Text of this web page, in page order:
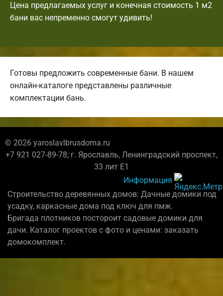
Цена предлагаемых услуг и конечная стоимость 1 м2
бани вас непременно смогут удивить!
Готовы предложить современные бани. В нашем
онлайн-каталоге представлены различные
комплектации бань.
© 2026 yaroslavlbrusdoma.ru
+7 921 027-89-78; г. Ярославль, Ленинградский проспект,
33 лит Е1
Информация
Строительство деревянных домов: Дачные домики под
усадку, каркасные дома под ключ для пмж.
Бригада плотников постороит садовые домики для
дачи. Каталог проектов с фото и ценами: заказать
домокомплект.